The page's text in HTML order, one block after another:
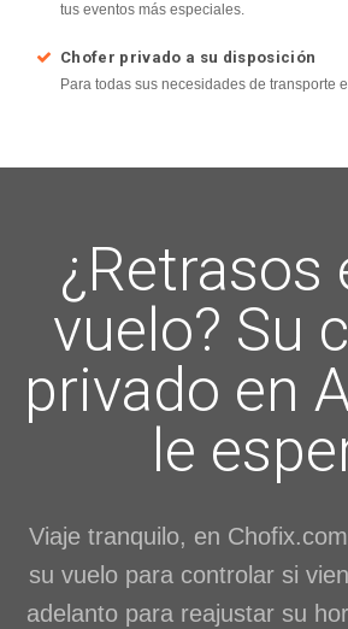
tus eventos más especiales.
Chofer privado a su disposición
Para todas sus necesidades de transporte
¿Retrasos
vuelo? Su
privado en
le
Viaje tranquilo, en
su vuelo para controlar si
adelanto para reajustar su